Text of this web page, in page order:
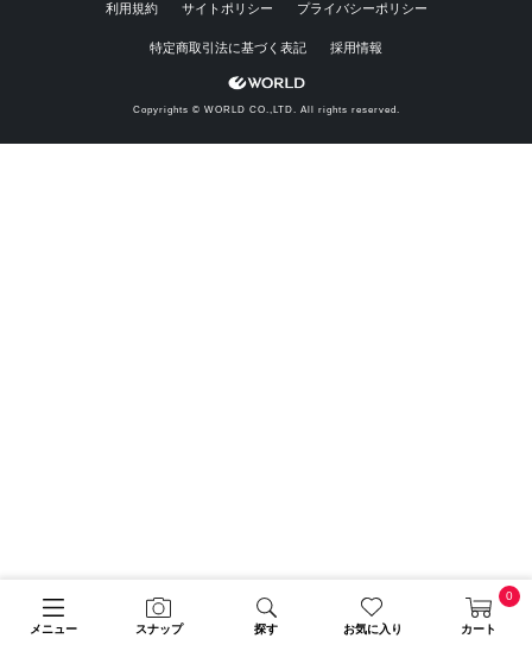
メニュー スナップ 探す お気に入り カート
0
利用規約 サイトポリシー プライバシーポリシー
特定商取引法に基づく表記 採用情報
Copyrights © WORLD CO.,LTD. All rights reserved.